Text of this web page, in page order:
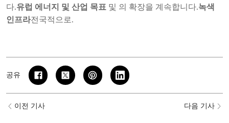
다.유럽 에너지 및 산업 목표 및 의 확장을 계속합니다.녹색
인프라전국적으로.
공유
이전 기사 다음 기사